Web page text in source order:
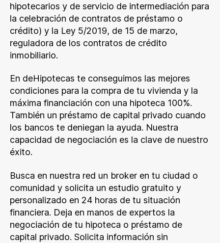
hipotecarios y de servicio de intermediación para
la celebración de contratos de préstamo o
crédito) y la Ley 5/2019, de 15 de marzo,
reguladora de los contratos de crédito
inmobiliario.
En deHipotecas te conseguimos las mejores
condiciones para la compra de tu vivienda y la
máxima financiación con una hipoteca 100%.
También un préstamo de capital privado cuando
los bancos te deniegan la ayuda. Nuestra
capacidad de negociación es la clave de nuestro
éxito.
Busca en nuestra red un broker en tu ciudad o
comunidad y solicita un estudio gratuito y
personalizado en 24 horas de tu situación
financiera. Deja en manos de expertos la
negociación de tu hipoteca o préstamo de
capital privado. Solicita información sin